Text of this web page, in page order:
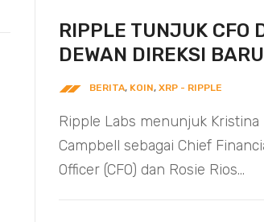
RIPPLE TUNJUK CFO
DEWAN DIREKSI BARU
BERITA, KOIN, XRP - RIPPLE
Ripple Labs menunjuk Kristina
Campbell sebagai Chief
Officer (CFO) dan Rosie Rios...